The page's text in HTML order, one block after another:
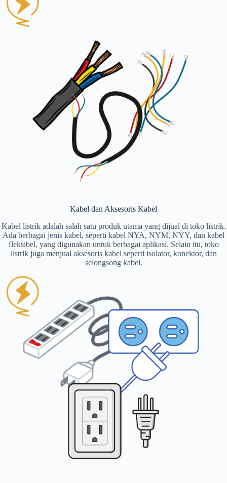
Kabel dan Aksesoris Kabel
Kabel listrik adalah salah satu produk utama yang dijual di toko listrik.
Ada berbagai jenis kabel, seperti kabel NYA, NYM, NYY, dan kabel
fleksibel, yang digunakan untuk berbagai aplikasi. Selain itu, toko
listrik juga menjual aksesoris kabel seperti isolator, konektor, dan
selongsong kabel.